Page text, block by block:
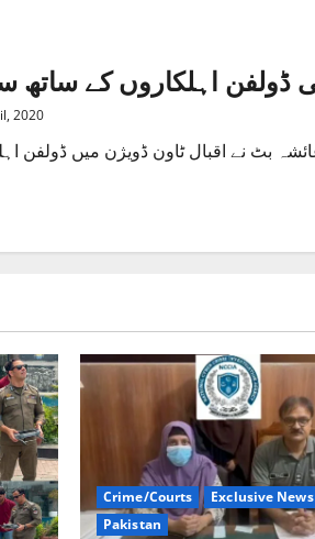
اہلکاروں کے ساتھ
2020
Crime/Courts
Exclusive News
Pakistan